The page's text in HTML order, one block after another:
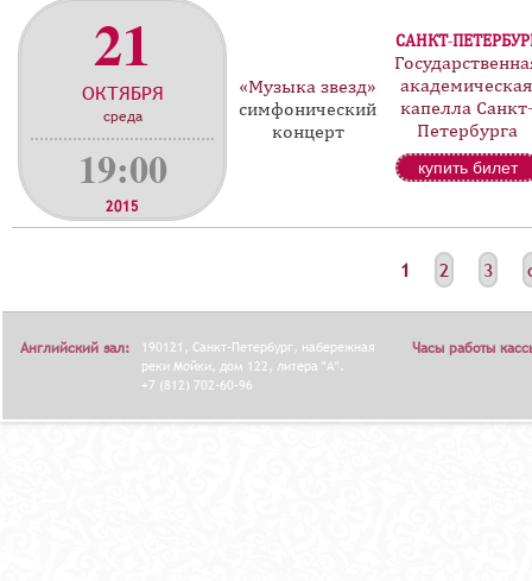
21
ОКТЯБРЯ
среда
19:00
2015
«Музыка звезд»
симфонический
концерт
САНКТ-
академическая
капелла Санкт-
Петербурга
купить билет
Р
И
1 2 3
Английский зал:
190121, Санкт-Петербург, набережная
реки Мойки, дом 122, литера "А".
+7 (812) 702-60-96
Часы работы